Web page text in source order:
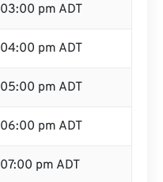
03:00 pm ADT
04:00 pm ADT
05:00 pm ADT
06:00 pm ADT
07:00 pm ADT